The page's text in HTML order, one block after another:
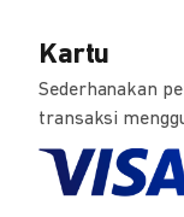
Kartu
Sederhanakan
transaksi